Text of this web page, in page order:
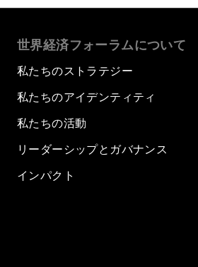
世界経済フォーラムについて
私たちのストラテジー
私たちのアイデンティティ
私たちの活動
リーダーシップとガバナンス
インパクト